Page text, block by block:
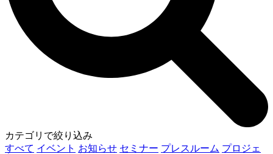
カテゴリで絞り込み
すべて イベント お知らせ セミナー プレスルーム プロジェ